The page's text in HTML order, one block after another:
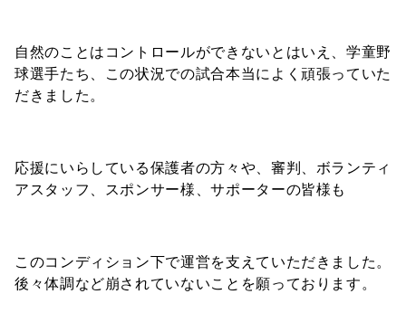
自然のことはコントロールができないとはいえ、学童野
球選手たち、この状況での試合本当によく頑張っていた
だきました。
応援にいらしている保護者の方々や、審判、ボランティ
アスタッフ、スポンサー様、サポーターの皆様も
このコンディション下で運営を支えていただきました。
後々体調など崩されていないことを願っております。